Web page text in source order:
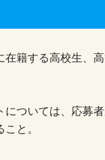
在籍する高校生、
ついては、応募
と。